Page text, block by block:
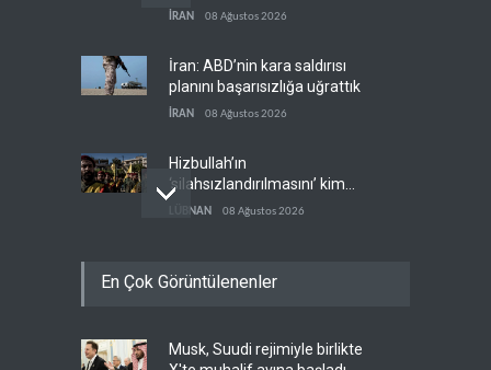
sona erdiriyor
İRAN 08 Ağustos 2026
İran: ABD’nin kara saldırısı
planını başarısızlığa uğrattık
İRAN 08 Ağustos 2026
Hizbullah’ın
‘silahsızlandırılmasını’ kim
denetleyecek?
LÜBNAN 08 Ağustos 2026
ganimeti’ yanıtı: Önce savaşı
Pentagon silah şirketlerinin
En Çok Görüntülenenler
Musk, Suudi rejimiyle birlikte